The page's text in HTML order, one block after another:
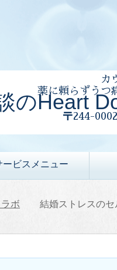
カ
薬に頼らずうつ
〒244-
ービスメニュー
ボ 結婚ストレスの